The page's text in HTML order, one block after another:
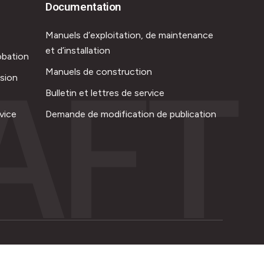
Documentation
Manuels d’exploitation, de maintenance
et d’installation
Manuels de construction
Bulletin et lettres de service
Demande de modification de publication